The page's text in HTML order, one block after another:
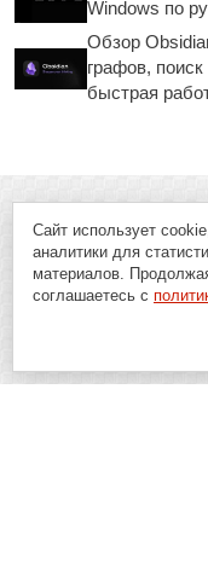
Windows по
Обзор
графов,
быстрая
Сайт использует
аналитики для
материалов.
соглашаетесь с